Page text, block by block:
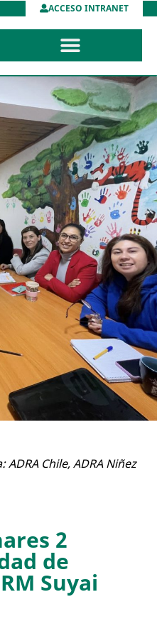
ACCESO INTRANET
ADRA Chile,ADRA Niñez
2
de
Suyai